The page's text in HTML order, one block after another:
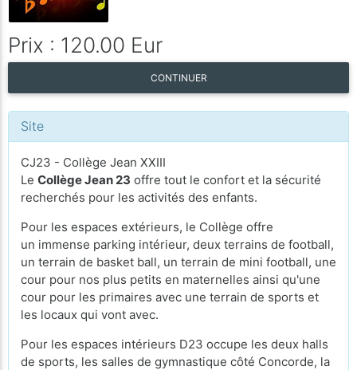
Prix : 120.00 Eur
CONTINUER
Site
CJ23 - Collège Jean XXIII
Le Collège Jean 23 offre tout le confort et la sécurité
recherchés pour les activités des enfants.
Pour les espaces extérieurs, le Collège offre
un immense parking intérieur, deux terrains de football,
un terrain de basket ball, un terrain de mini football, une
cour pour nos plus petits en maternelles ainsi qu'une
cour pour les primaires avec une terrain de sports et
les locaux qui vont avec.
Pour les espaces intérieurs D23 occupe les deux halls
de sports, les salles de gymnastique côté Concorde, la